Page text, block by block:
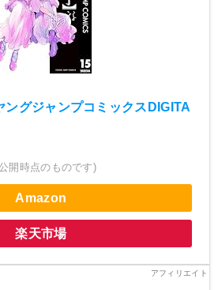
ングジャンプコミックスDIGITA
開時点のものです)
Amazon
楽天市場